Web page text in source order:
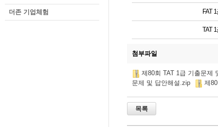
더존 기업체험 FAT
TAT
첨부파일
제80회 TAT 1급 기출문제
문제 및 답안해설.zip
제